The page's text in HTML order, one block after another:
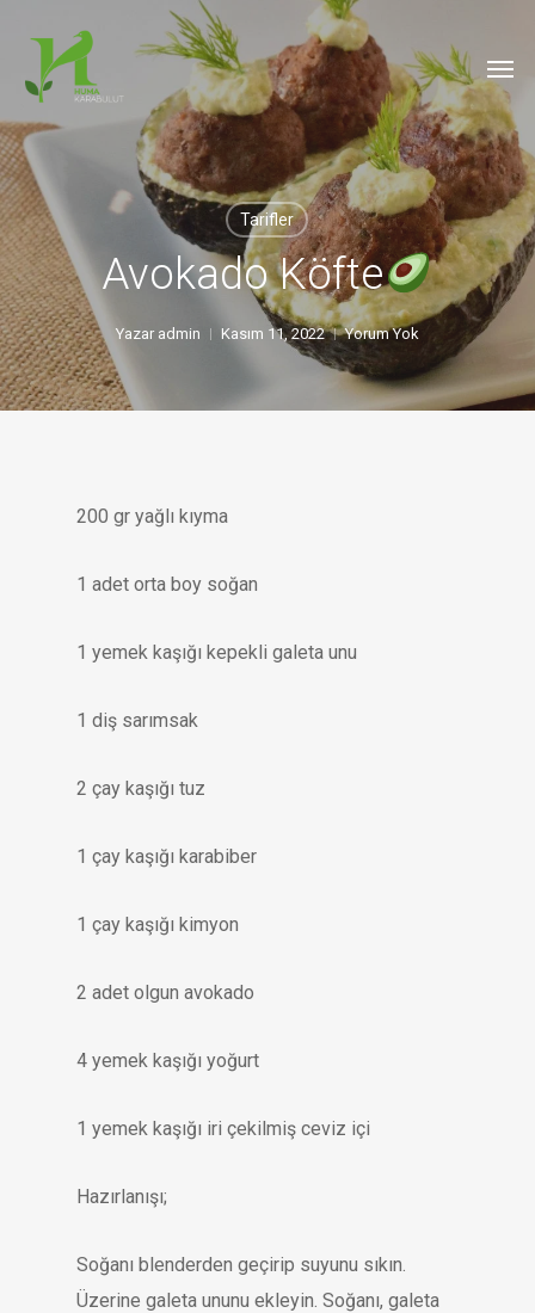
main
content
Tarifler
Avokado Köfte
Yazar admin Kasım 11, 2022 Yorum Yok
200 gr yağlı kıyma
1 adet orta boy soğan
1 yemek kaşığı kepekli galeta unu
1 diş sarımsak
2 çay kaşığı tuz
1 çay kaşığı karabiber
1 çay kaşığı kimyon
2 adet olgun avokado
4 yemek kaşığı yoğurt
1 yemek kaşığı iri çekilmiş ceviz içi
Hazırlanışı;
Soğanı blenderden geçirip suyunu sıkın.
Üzerine galeta ununu ekleyin. Soğanı, galeta